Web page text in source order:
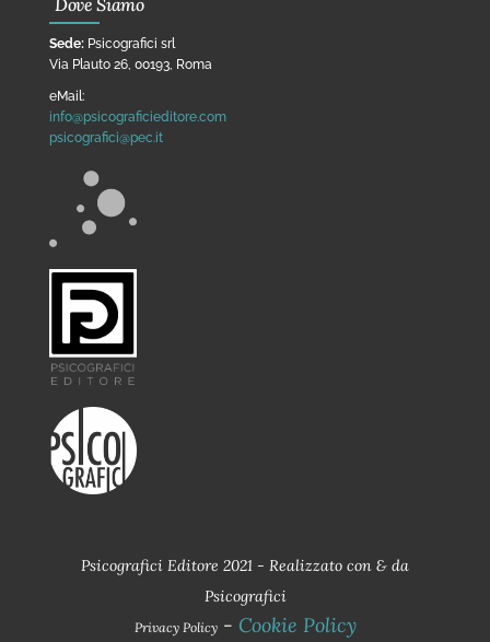
Dove Siamo
Sede: Psicografici srl
Via Plauto 26, 00193, Roma
eMail:
info@psicograficieditore.com
psicografici@pec.it
Psicografici Editore 2021 - Realizzato con & da
Psicografici
Privacy Policy- Cookie Policy